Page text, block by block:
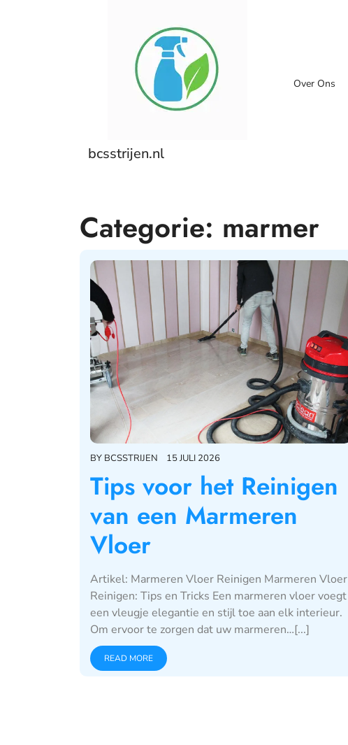
bcsstrijen.nl
Over Ons
Categorie: marmer
BY BCSSTRIJEN 15 JULI 2026
Tips voor het Reinigen
van een Marmeren
Vloer
Artikel: Marmeren Vloer Reinigen Marmeren Vloer
Reinigen: Tips en Tricks Een marmeren vloer voegt
een vleugje elegantie en stijl toe aan elk interieur.
Om ervoor te zorgen dat uw marmeren…[...]
READ MORE